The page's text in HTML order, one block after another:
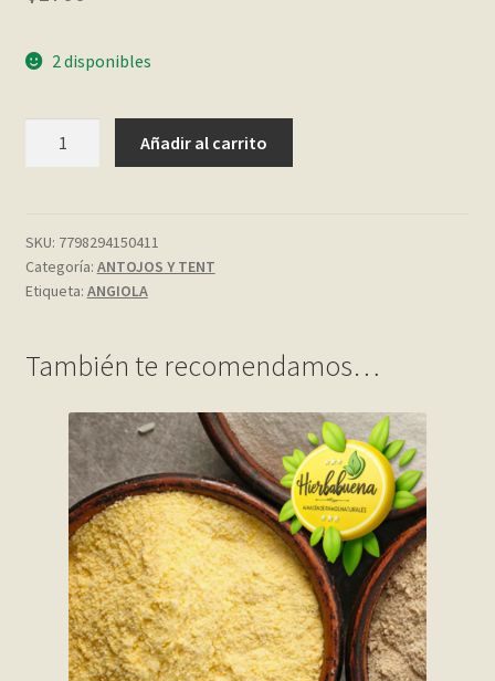
Privacy Policy
Shop
Wishlist
2 disponibles
LIMON
50
GR.
cantidad
Añadir al carrito
SKU: 7798294150411
Categoría: ANTOJOS Y TENT
Etiqueta: ANGIOLA
También te recomendamos…